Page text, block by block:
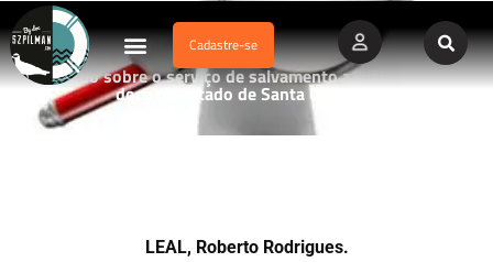
Cadastre-se
Um estudo sobre o serviço de salvamento aquático em água
doce no estado de Santa Catarina,
LEAL, Roberto Rodrigues.